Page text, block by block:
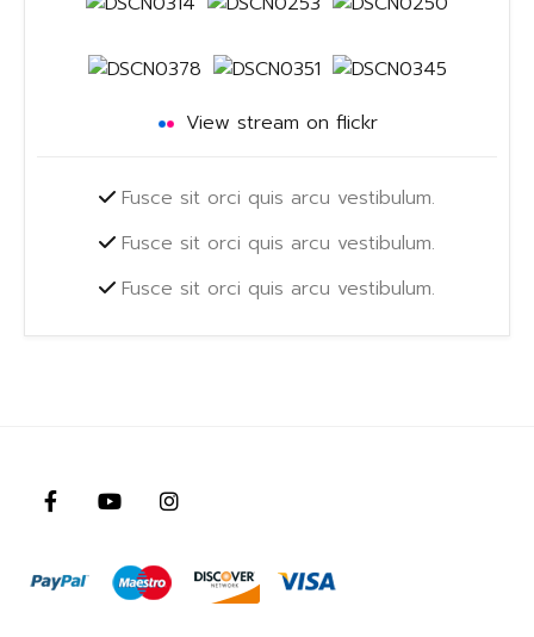
View stream on flickr
Fusce sit orci quis arcu vestibulum.
Fusce sit orci quis arcu vestibulum.
Fusce sit orci quis arcu vestibulum.